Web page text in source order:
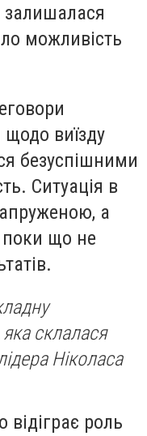
залишалася
можливість
виїзду
безуспішними
Ситуація в
а
поки що не
склалася
Ніколаса
роль